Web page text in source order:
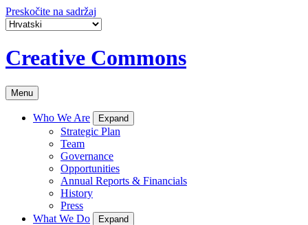
Preskočite na sadržaj
Creative Commons
Menu
Who We Are Expand
Strategic Plan
Team
Governance
Opportunities
Annual Reports & Financials
History
Press
What We Do
Expand